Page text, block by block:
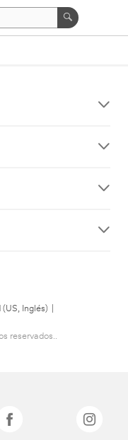
(US, Inglés)
reservados..